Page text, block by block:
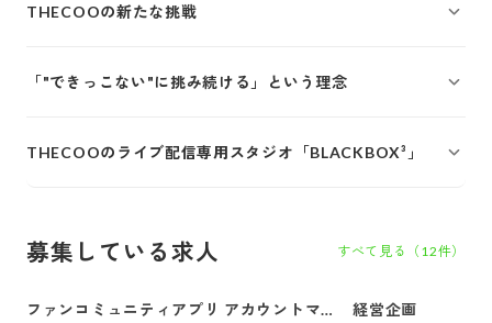
THECOOの新たな挑戦
「"できっこない"に挑み続ける」という理念
THECOOのライブ配信専用スタジオ「BLACKBOX³」
募集している求人 すべて見る（ 12件）
ファンコミュニティアプリ アカウントマ
経営企画